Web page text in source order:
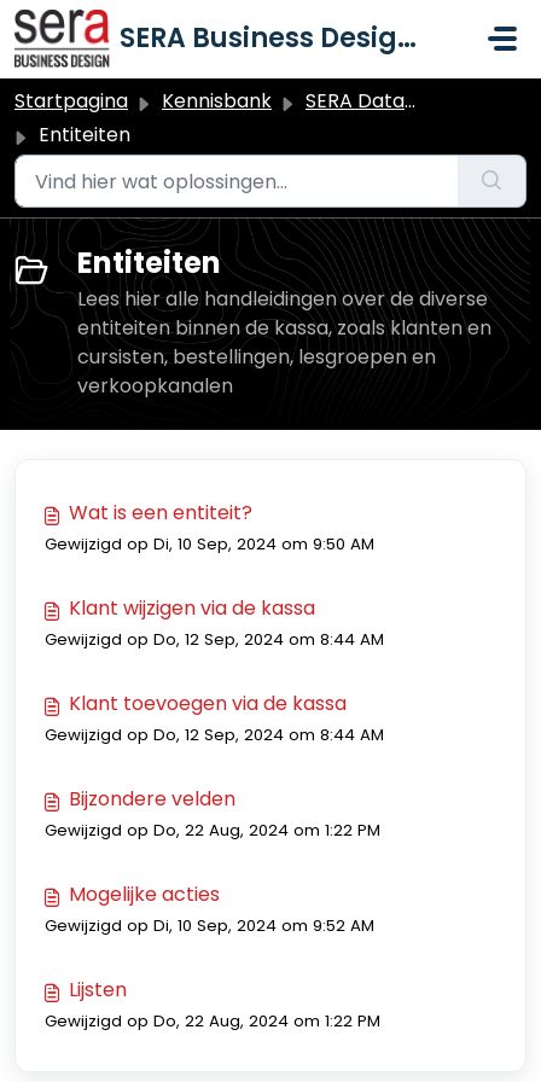
Doorgaan naar hoofdinhoud
SERA Business Design B.V.
Startpagina Kennisbank
SERA Dataduiker Kassa
Entiteiten
Entiteiten
Lees hier alle handleidingen over de diverse
entiteiten binnen de kassa, zoals klanten en
cursisten, bestellingen, lesgroepen en
verkoopkanalen
Wat is een entiteit?
Gewijzigd op Di, 10 Sep, 2024 om 9:50 AM
Klant wijzigen via de kassa
Gewijzigd op Do, 12 Sep, 2024 om 8:44 AM
Klant toevoegen via de kassa
Gewijzigd op Do, 12 Sep, 2024 om 8:44 AM
Bijzondere velden
Gewijzigd op Do, 22 Aug, 2024 om 1:22 PM
Mogelijke acties
Gewijzigd op Di, 10 Sep, 2024 om 9:52 AM
Lijsten
Gewijzigd op Do, 22 Aug, 2024 om 1:22 PM